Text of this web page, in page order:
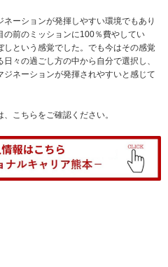
ーションが発揮しやすい環境でもあり
の前のミッションに100％費やしてい
という感覚でした。でも今はその感覚
々の過ごし方の中から自分で選択し、
ネーションが発揮されやすいと感じて
、こちらをご確認ください。